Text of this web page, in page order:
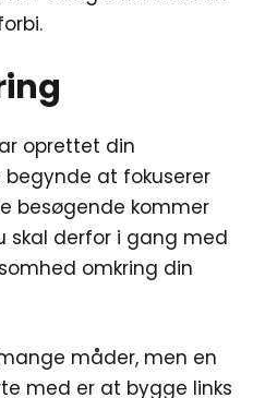
oprettet din
at fokuserer
besøgende kommer
skal derfor i gang med
omkring din
måder, men en
med er at bygge links